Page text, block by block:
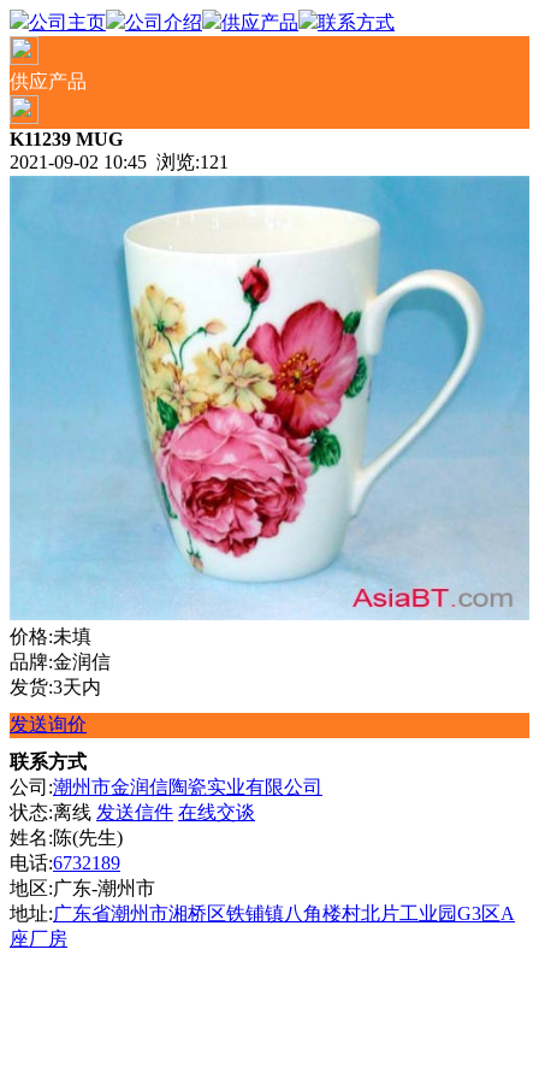
公司主页 公司介绍 供应产品 联系方式
供应产品
K11239 MUG
2021-09-02 10:45 浏览:121
价格:未填
品牌:金润信
发货:3天内
发送询价
联系方式
公司:潮州市金润信陶瓷实业有限公司
状态:离线 发送信件 在线交谈
姓名:陈(先生)
电话:6732189
地区:广东-潮州市
地址:广东省潮州市湘桥区铁铺镇八角楼村北片工业园G3区A
座厂房